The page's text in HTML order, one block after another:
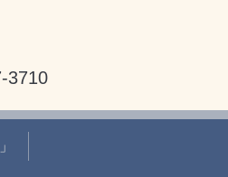
3710